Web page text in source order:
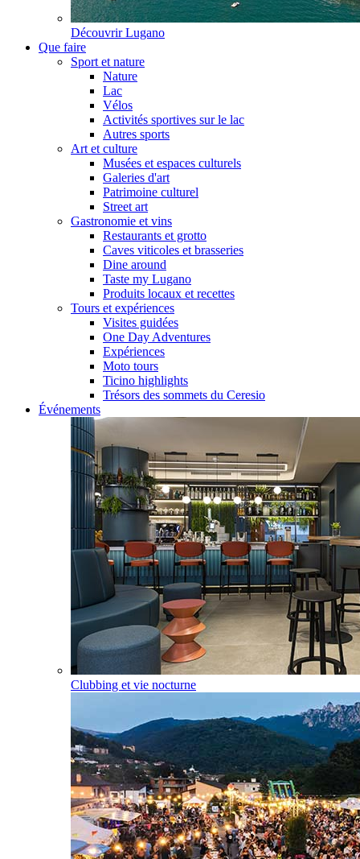
Découvrir Lugano
Que faire
Sport et nature
Nature
Lac
Vélos
Activités sportives sur le lac
Autres sports
Art et culture
Musées et espaces culturels
Galeries d'art
Patrimoine culturel
Street art
Gastronomie et vins
Restaurants et grotto
Caves viticoles et brasseries
Dine around
Taste my Lugano
Produits locaux et recettes
Tours et expériences
Visites guidées
One Day Adventures
Expériences
Moto tours
Ticino highlights
Trésors des sommets du Ceresio
Événements
Clubbing et vie nocturne